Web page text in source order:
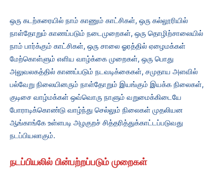
ஒரு கடற்கரையில் நாம் காணும் காட்சிகள், ஒரு கல்லூரியில்
நாள்தோறும் காணப்படும் நடைமுறைகள், ஒரு தொழிற்சாலையில்
நாம் பார்க்கும் காட்சிகள், ஒரு சாலை ஓரத்தில் ஏழைமக்கள்
மேற்கொள்ளும் எளிய வாழ்க்கை முறைகள், ஒரு பொது
அலுவலகத்தில் காணப்படும் நடவடிக்கைகள், சமுதாய அளவில்
பல்வேறு நிலையினரும் நாள்தோறும் இயங்கும் இயக்க நிலைகள்,
குடிசை வாழ்மக்கள் ஒவ்வொரு நாளும் வறுமைக்கிடையே
போராடிக்கொண்டு வாழ்ந்து செல்லும் நிலைகள் முதலியன
ஆங்காங்கே உள்ளபடி அழகுறச் சித்தரித்துக்காட்டப்படுவது
நடப்பியலாகும்.
நடப்பியலில் பின்பற்றப்படும் முறைகள்